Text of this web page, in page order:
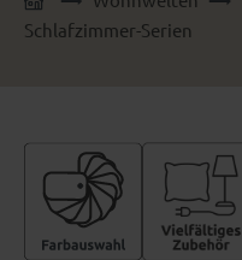
Schlafzimmer-Serien